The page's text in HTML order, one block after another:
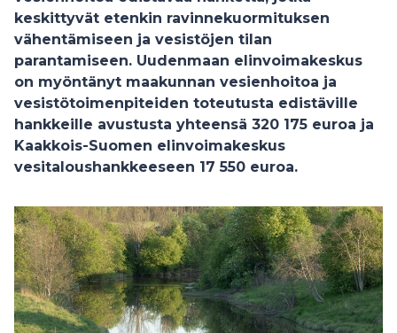
keskittyvät etenkin ravinnekuormituksen
vähentämiseen ja vesistöjen tilan
parantamiseen. Uudenmaan elinvoimakeskus
on myöntänyt maakunnan vesienhoitoa ja
vesistötoimenpiteiden toteutusta edistäville
hankkeille avustusta yhteensä 320 175 euroa ja
Kaakkois-Suomen elinvoimakeskus
vesitaloushankkeeseen 17 550 euroa.